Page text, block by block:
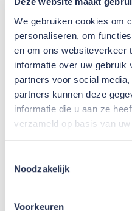
We gebruiken cookies om
personaliseren, om
en om ons websiteverkeer
informatie over uw gebruik
partners voor social
partners kunnen deze
informatie die u aan ze
verzameld op basis van
Noodzakelijk
Voorkeuren
Bewust Veilig-
27 MAART 2024